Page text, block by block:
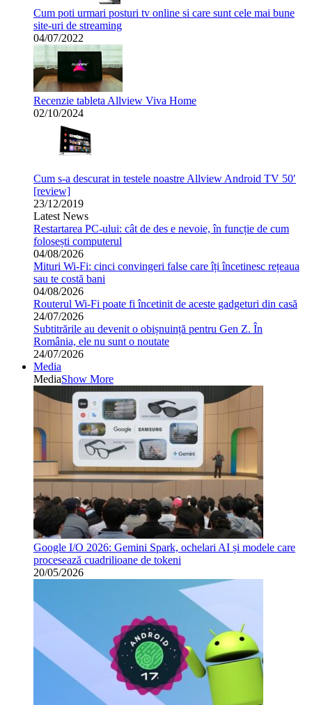
Cum poti urmari posturi tv online si care sunt cele mai bune
site-uri de streaming
04/07/2022
Recenzie tableta Allview Viva Home
02/10/2024
Cum s-a descurat in testele noastre Allview Android TV 50′
[review]
23/12/2019
Latest News
Restartarea PC-ului: cât de des e nevoie, în funcție de cum
folosești computerul
04/08/2026
Mituri Wi-Fi: cinci convingeri false care îți încetinesc rețeaua
sau te costă bani
04/08/2026
Routerul Wi-Fi poate fi încetinit de aceste gadgeturi din casă
24/07/2026
Subtitrările au devenit o obișnuință pentru Gen Z. În
România, ele nu sunt o noutate
24/07/2026
Media
MediaShow More
Google I/O 2026: Gemini Spark, ochelari AI și modele care
procesează cuadrilioane de tokeni
20/05/2026